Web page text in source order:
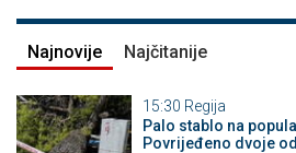
Najnovije Najčitanije
15:30 Regija
Palo stablo na
Povrijeđeno dvoje